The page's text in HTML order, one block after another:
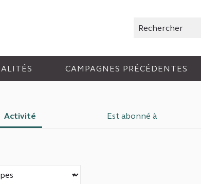
Rechercher
CAMPAGNES PRÉCÉDENTES
Activité Est abonné à